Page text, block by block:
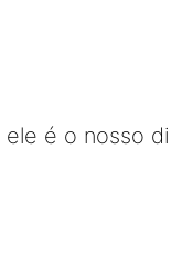
é o nosso